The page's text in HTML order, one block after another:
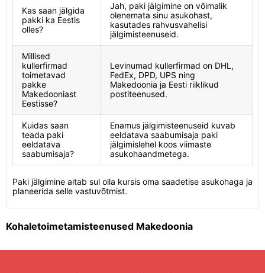
Kas saan jälgida
pakki ka Eestis
olles?
Jah, paki jälgimine on võimalik
olenemata sinu asukohast,
kasutades rahvusvahelisi
jälgimisteenuseid.
Millised
kullerfirmad
toimetavad
pakke
Makedooniast
Eestisse?
Levinumad kullerfirmad on DHL,
FedEx, DPD, UPS ning
Makedoonia ja Eesti riiklikud
postiteenused.
Kuidas saan
teada paki
eeldatava
saabumisaja?
Enamus jälgimisteenuseid kuvab
eeldatava saabumisaja paki
jälgimislehel koos viimaste
asukohaandmetega.
Paki jälgimine aitab sul olla kursis oma saadetise asukohaga ja
planeerida selle vastuvõtmist.
Kohaletoimetamisteenused Makedoonia